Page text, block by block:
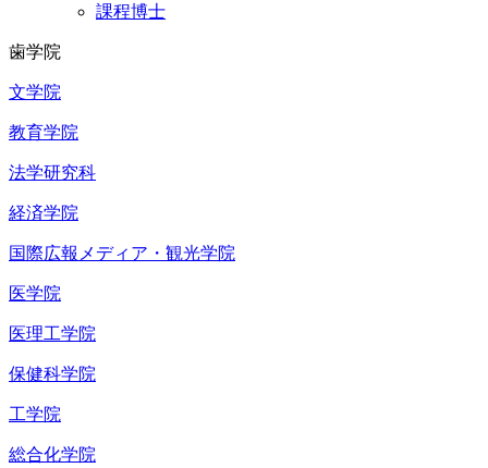
課程博士
歯学院
文学院
教育学院
法学研究科
経済学院
国際広報メディア・観光学院
医学院
医理工学院
保健科学院
工学院
総合化学院